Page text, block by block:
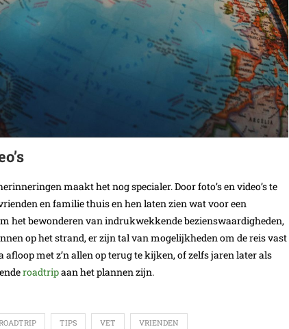
maakt het nog specialer. Door foto’s en video’s te
en familie thuis en hen laten zien wat voor een
het bewonderen van indrukwekkende bezienswaardigheden,
op het strand, er zijn tal van mogelijkheden om de reis vast
met z’n allen op terug te kijken, of zelfs jaren later als
roadtripaan het plannen zijn.
TIPS VET VRIENDEN